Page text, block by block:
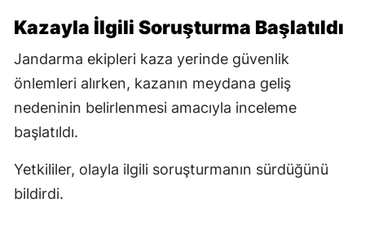
Kazayla İlgili Soruşturma Başlatıldı
Jandarma ekipleri kaza yerinde güvenlik
önlemleri alırken, kazanın meydana geliş
nedeninin belirlenmesi amacıyla inceleme
başlatıldı.
Yetkililer, olayla ilgili soruşturmanın sürdüğünü
bildirdi.